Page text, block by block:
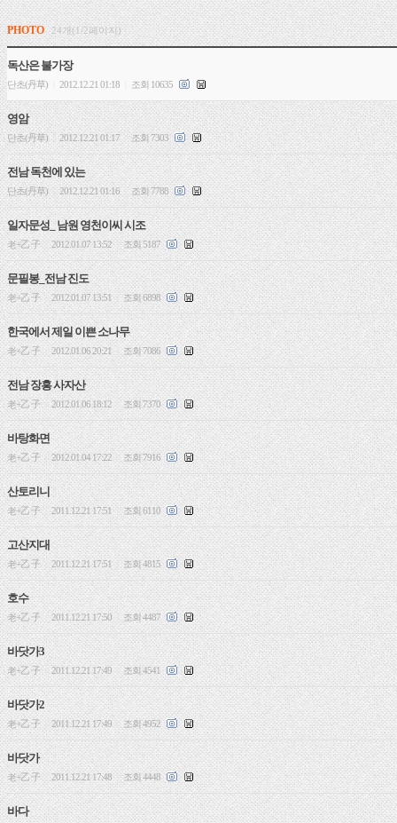
PHOTO 24개(1/2페이지)
독산은 불가장
단초(丹草) 2012.12.21 01:18 조회 10635
영암
단초(丹草) | 2012.12.21 01:17 조회 7303
전남 독천에 있는
단초(丹草) | 2012.12.21 01:16 조회 7788
일자문성_ 남원 영천이씨 시조
老+乙 子 2012.01.07 13:52 | 조회 5187
문필봉_전남 진도
老+乙 子 2012.01.07 13:51 | 조회 6898
한국에서 제일 이쁜 소나무
老+乙 子 2012.01.06 20:21 | 조회 7086
전남 장흥 사자산
老+乙 子 2012.01.06 18:12 조회 7370
바탕화면
老+乙 子 2012.01.04 17:22 조회 7916
산토리니
老+乙 子 2011.12.21 17:51 | 조회 6110
고산지대
老+乙 子 2011.12.21 17:51 | 조회 4815
호수
老+乙 子 2011.12.21 17:50 | 조회 4487
바닷가3
老+乙 子 2011.12.21 17:49 조회 4541
바닷가2
老+乙 子 2011.12.21 17:49 조회 4952
바닷가
老+乙 子 2011.12.21 17:48 | 조회 4448
바다